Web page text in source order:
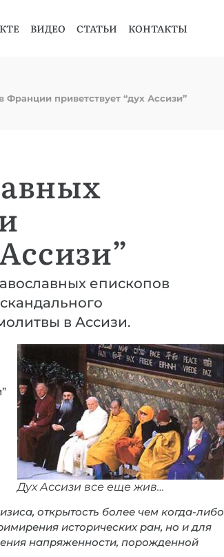
ВИДЕО СТАТЬИ КОНТАКТЫ
приветствует “дух Ассизи”
епископов
в Ассизи.
Дух Ассизи все еще жив…
открытость более чем когда-либо
исторических ран, но и для
напряженности, порожденной